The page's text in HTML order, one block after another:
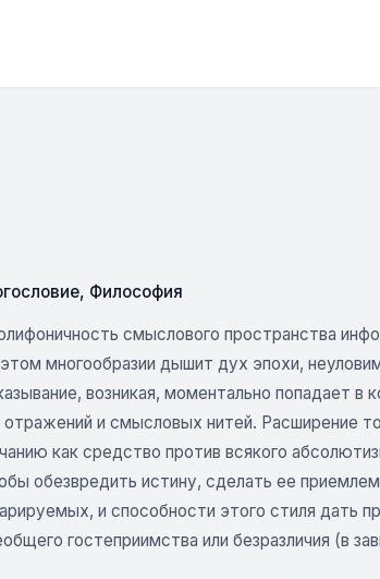
, Философия
смыслового пространства
многообразии дышит дух эпохи,
возникая, моментально попадает в
отражений и смысловых нитей. Расширение
как средство против всякого
обезвредить истину, сделать ее
и способности этого стиля дать
гостеприимства или безразличия (в